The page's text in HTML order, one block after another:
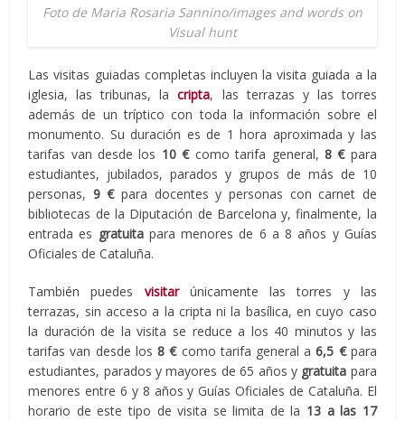
Foto de Maria Rosaria Sannino/images and words on
Visual hunt
Las visitas guiadas completas incluyen la visita guiada a la
iglesia, las tribunas, lacripta, las terrazas y las torres
además de un tríptico con toda la información sobre el
monumento. Su duración es de 1 hora aproximada y las
tarifas van desde los 10 €como tarifa general, 8 €para
estudiantes, jubilados, parados y grupos de más de 10
personas, 9 €para docentes y personas con carnet de
bibliotecas de la Diputación de Barcelona y, finalmente, la
entrada es gratuitapara menores de 6 a 8 años y Guías
Oficiales de Cataluña.
También puedes visitar
únicamente las torres y las
terrazas, sin acceso a la cripta ni la basílica, en cuyo caso
la duración de la visita se reduce a los 40 minutos y las
tarifas van desde los 8 € como tarifa general a6,5 €para
estudiantes, parados y mayores de 65 años y gratuita para
menores entre 6 y 8 años y Guías Oficiales de Cataluña. El
horario de este tipo de visita se limita de la 13 a las 17